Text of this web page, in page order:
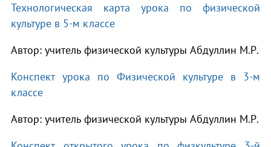
Технологическая карта урока по физической
культуре в 5-м классе
Автор: учитель физической культуры Абдуллин М.Р.
Конспект урока по Физической культуре в 3-м
классе
Автор: учитель физической культуры Абдуллин М.Р.